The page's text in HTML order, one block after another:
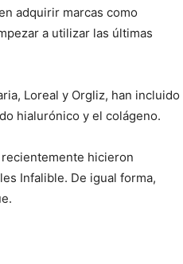
adquirir marcas como
a utilizar las últimas
Loreal y Orgliz, han incluido
hialurónico y el colágeno.
hicieron
Infalible. De igual forma,